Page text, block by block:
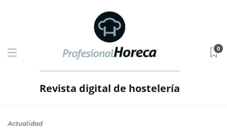
Revista digital de hostelería
0
Actualidad